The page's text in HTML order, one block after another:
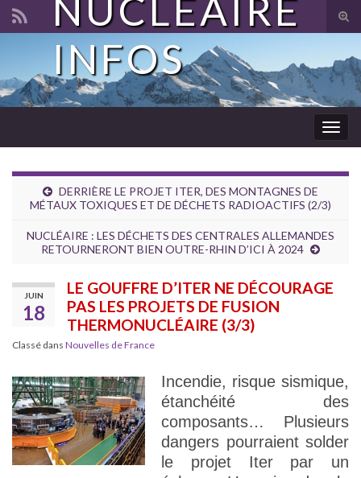
Search for:
NUCLÉAIRE
INFOS
DERRIÈRE LE PROJET ITER, DES MONTAGNES DE
MÉTAUX TOXIQUES ET DE DÉCHETS RADIOACTIFS (2/3)
NUCLÉAIRE : LES DÉCHETS DES CENTRALES ALLEMANDES
RETOURNERONT BIEN OUTRE-RHIN D’ICI À 2024
JUIN
18
LE GOUFFRE D’ITER NE DÉCOURAGE
PAS LES PROJETS DE FUSION
THERMONUCLÉAIRE (3/3)
Classé dans Nouvelles de France
Incendie, risque sismique,
étanchéité des
composants… Plusieurs
dangers pourraient solder
le projet Iter par un